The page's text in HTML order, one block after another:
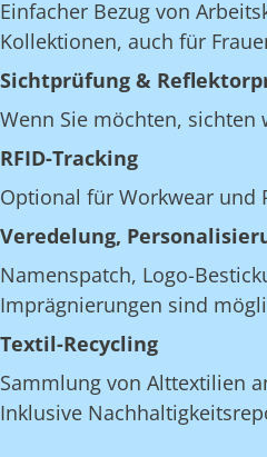
Einfacher Bezug von
Kollektionen, auch für
Sichtprüfung &
Wenn Sie möchten, sichten
RFID-Tracking
Optional für Workwear und
Veredelung,
Namenspatch, Logo-
Imprägnierungen sind
Textil-Recycling
Sammlung von Alttextilien
Inklusive